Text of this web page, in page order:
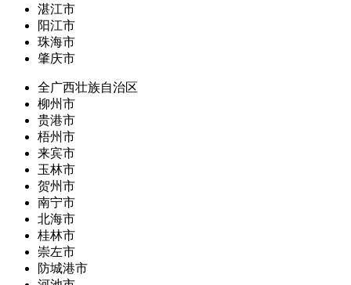
湛江市
阳江市
珠海市
肇庆市
全广西壮族自治区
柳州市
贵港市
梧州市
来宾市
玉林市
贺州市
南宁市
北海市
桂林市
崇左市
防城港市